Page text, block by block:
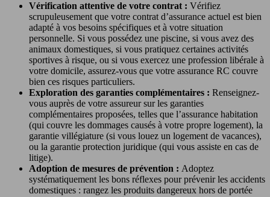
Vérification attentive de votre contrat : Vérifiez
scrupuleusement que votre contrat d’assurance actuel est bien
adapté à vos besoins spécifiques et à votre situation
personnelle. Si vous possédez une piscine, si vous avez des
animaux domestiques, si vous pratiquez certaines activités
sportives à risque, ou si vous exercez une profession libérale à
votre domicile, assurez-vous que votre assurance RC couvre
bien ces risques particuliers.
Exploration des garanties complémentaires : Renseignez-
vous auprès de votre assureur sur les garanties
complémentaires proposées, telles que l’assurance habitation
(qui couvre les dommages causés à votre propre logement), la
garantie villégiature (si vous louez un logement de vacances),
ou la garantie protection juridique (qui vous assiste en cas de
litige).
Adoption de mesures de prévention : Adoptez
systématiquement les bons réflexes pour prévenir les accidents
domestiques : rangez les produits dangereux hors de portée